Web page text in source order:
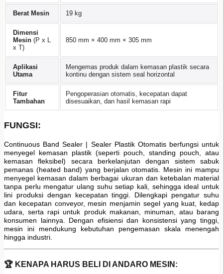
Berat Mesin 19 kg
Dimensi
Mesin (P x L
x T)
850 mm × 400 mm × 305 mm
Aplikasi
Utama
Mengemas produk dalam kemasan plastik secara
kontinu dengan sistem seal horizontal
Fitur
Tambahan
Pengoperasian otomatis, kecepatan dapat
disesuaikan, dan hasil kemasan rapi
FUNGSI:
Continuous Band Sealer | Sealer Plastik Otomatis berfungsi untuk
menyegel kemasan plastik (seperti pouch, standing pouch, atau
kemasan fleksibel) secara berkelanjutan dengan sistem sabuk
pemanas (heated band) yang berjalan otomatis. Mesin ini mampu
menyegel kemasan dalam berbagai ukuran dan ketebalan material
tanpa perlu mengatur ulang suhu setiap kali, sehingga ideal untuk
lini produksi dengan kecepatan tinggi. Dilengkapi pengatur suhu
dan kecepatan conveyor, mesin menjamin segel yang kuat, kedap
udara, serta rapi untuk produk makanan, minuman, atau barang
konsumen lainnya. Dengan efisiensi dan konsistensi yang tinggi,
mesin ini mendukung kebutuhan pengemasan skala menengah
hingga industri.
🏆 KENAPA HARUS BELI DI ANDARO MESIN: